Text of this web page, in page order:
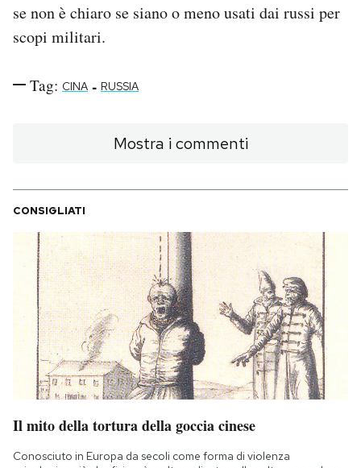
se non è chiaro se siano o meno usati dai russi per
scopi militari.
Tag: CINA - RUSSIA
Mostra i commenti
CONSIGLIATI
Il mito della tortura della goccia cinese
Conosciuto in Europa da secoli come forma di violenza